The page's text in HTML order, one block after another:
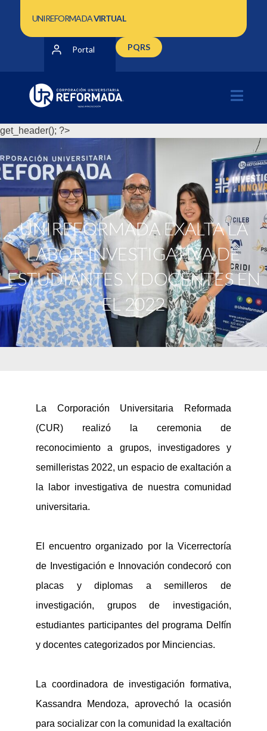
UNIREFORMADAVIRTUAL
Portal PQRS
get_header(); ?>
UNIREFORMADA EXALTA LA
LABOR INVESTIGATIVA DE
ESTUDIANTES Y DOCENTES EN
EL 2022
La Corporación Universitaria Reformada
(CUR) realizó la ceremonia de
reconocimiento a grupos, investigadores y
semilleristas 2022, un espacio de exaltación a
la labor investigativa de nuestra comunidad
universitaria.
El encuentro organizado por la Vicerrectoría
de Investigación e
Innovación condecoró con
placas y diplomas a
semilleros de
investigación, grupos de investigación,
estudiantes participantes del programa Delfín
y docentes categorizados por Minciencias.
La coordinadora de investigación formativa,
Kassandra Mendoza, aprovechó la ocasión
para socializar con la comunidad la exaltación